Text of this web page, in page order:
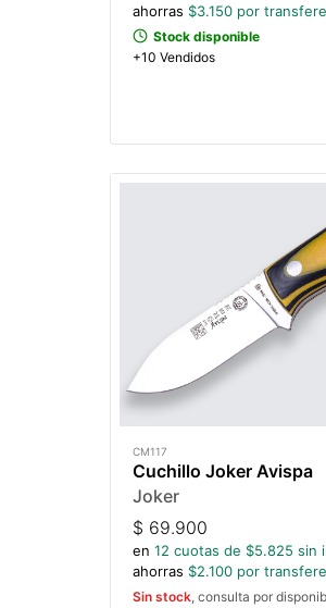
ahorras $3.150 por
Stock disponible
+10 Vendidos
CM117
Cuchillo Joker Avispa
Joker
$ 69.900
en 12 cuotas de $5.825 sin
ahorras $2.100 por
Sin stock, consulta por